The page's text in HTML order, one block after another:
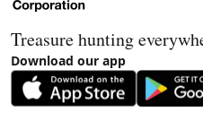
Treasure hunting
Download our app